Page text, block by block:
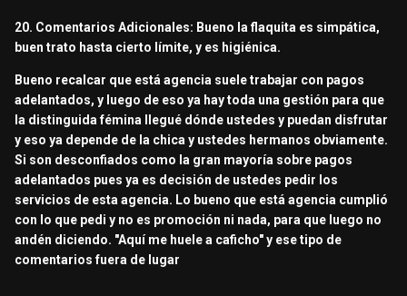
20. Comentarios Adicionales: Bueno la flaquita es simpática,
buen trato hasta cierto límite, y es higiénica.
Bueno recalcar que está agencia suele trabajar con pagos
adelantados, y luego de eso ya hay toda una gestión para que
la distinguida fémina llegué dónde ustedes y puedan disfrutar
y eso ya depende de la chica y ustedes hermanos obviamente.
Si son desconfiados como la gran mayoría sobre pagos
adelantados pues ya es decisión de ustedes pedir los
servicios de esta agencia. Lo bueno que está agencia cumplió
con lo que pedi y no es promoción ni nada, para que luego no
andén diciendo. "Aquí me huele a caficho" y ese tipo de
comentarios fuera de lugar